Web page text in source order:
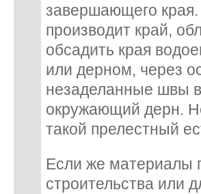
завершающего
производит край,
обсадить края
или дерном, через
незаделанные швы
окружающий дерн.
такой прелестный
Если же материалы
строительства или